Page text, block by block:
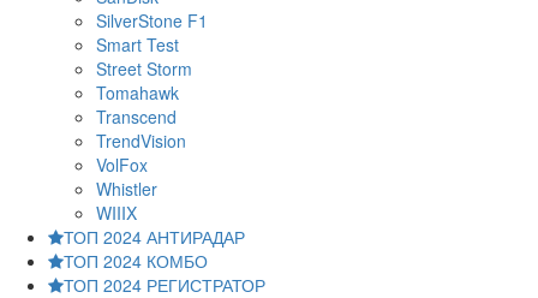
SilverStone F1
Smart Test
Street Storm
Tomahawk
Transcend
TrendVision
VolFox
Whistler
WIIIX
ТОП 2024 АНТИРАДАР
ТОП 2024 КОМБО
ТОП 2024 РЕГИСТРАТОР